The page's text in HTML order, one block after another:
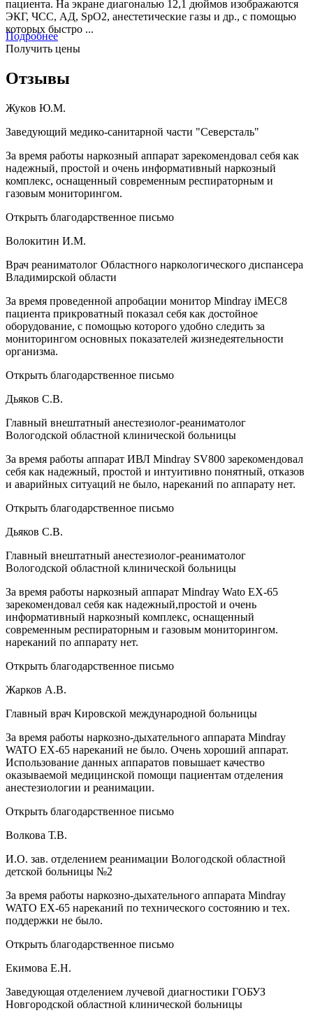
пациента. На экране диагональю 12,1 дюймов изображаются
ЭКГ, ЧСС, АД, SpO2, анестетические газы и др., с помощью
которых быстро ...
Подробнее
Получить цены
Отзывы
Жуков Ю.М.
Заведующий медико-санитарной части "Северсталь"
За время работы наркозный аппарат зарекомендовал себя как
надежный, простой и очень информативный наркозный
комплекс, оснащенный современным респираторным и
газовым мониторингом.
Открыть благодарственное письмо
Волокитин И.М.
Врач реаниматолог Областного наркологического диспансера
Владимирской области
За время проведенной апробации монитор Mindray iMEC8
пациента прикроватный показал себя как достойное
оборудование, с помощью которого удобно следить за
мониторингом основных показателей жизнедеятельности
организма.
Открыть благодарственное письмо
Дьяков С.В.
Главный внештатный анестезиолог-реаниматолог
Вологодской областной клинической больницы
За время работы аппарат ИВЛ Mindray SV800 зарекомендовал
себя как надежный, простой и интуитивно понятный, отказов
и аварийных ситуаций не было, нареканий по аппарату нет.
Открыть благодарственное письмо
Дьяков С.В.
Главный внештатный анестезиолог-реаниматолог
Вологодской областной клинической больницы
За время работы наркозный аппарат Mindray Wato EX-65
зарекомендовал себя как надежный,простой и очень
информативный наркозный комплекс, оснащенный
современным респираторным и газовым мониторингом.
нареканий по аппарату нет.
Открыть благодарственное письмо
Жарков А.В.
Главный врач Кировской международной больницы
За время работы наркозно-дыхательного аппарата Mindray
WATO EX-65 нареканий не было. Очень хороший аппарат.
Использование данных аппаратов повышает качество
оказываемой медицинской помощи пациентам отделения
анестезиологии и реанимации.
Открыть благодарственное письмо
Волкова Т.В.
И.О. зав. отделением реанимации Вологодской областной
детской больницы №2
За время работы наркозно-дыхательного аппарата Mindray
WATO EX-65 нареканий по технического состоянию и тех.
поддержки не было.
Открыть благодарственное письмо
Екимова Е.Н.
Заведующая отделением лучевой диагностики ГОБУЗ
Новгородской областной клинической больницы